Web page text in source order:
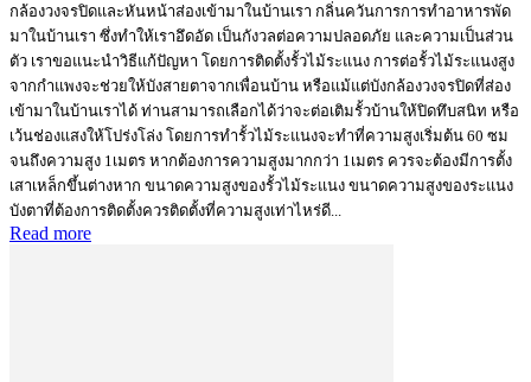
กล้องวงจรปิดและหันหน้าส่องเข้ามาในบ้านเรา กลิ่นควันการการทำอาหารพัด
มาในบ้านเรา ซึ่งทำให้เราอึดอัด เป็นกังวลต่อความปลอดภัย และความเป็นส่วน
ตัว เราขอแนะนำวิธีแก้ปัญหา โดยการติดตั้งรั้วไม้ระแนง การต่อรั้วไม้ระแนงสูง
จากกำแพงจะช่วยให้บังสายตาจากเพื่อนบ้าน หรือแม้แต่บังกล้องวงจรปิดที่ส่อง
เข้ามาในบ้านเราได้ ท่านสามารถเลือกได้ว่าจะต่อเติมรั้วบ้านให้ปิดทึบสนิท หรือ
เว้นช่องแสงให้โปร่งโล่ง โดยการทำรั้วไม้ระแนงจะทำที่ความสูงเริ่มต้น 60 ซม
จนถึงความสูง 1เมตร หากต้องการความสูงมากกว่า 1เมตร ควรจะต้องมีการตั้ง
เสาเหล็กขึ้นต่างหาก ขนาดความสูงของรั้วไม้ระแนง ขนาดความสูงของระแนง
บังตาที่ต้องการติดตั้งควรติดตั้งที่ความสูงเท่าไหร่ดี...
Read more